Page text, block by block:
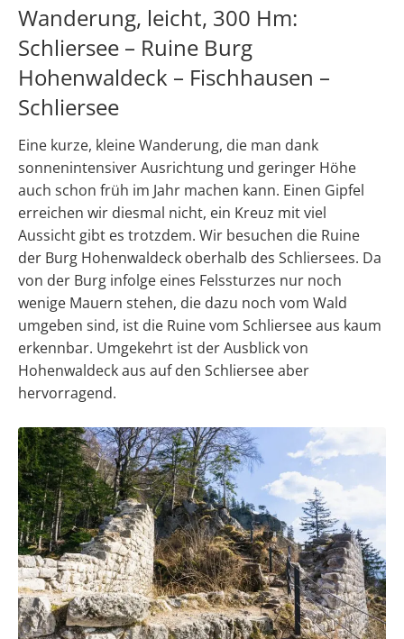
Wanderung, leicht, 300 Hm:
Schliersee – Ruine Burg
Hohenwaldeck – Fischhausen –
Schliersee
Eine kurze, kleine Wanderung, die man dank
sonnenintensiver Ausrichtung und geringer Höhe
auch schon früh im Jahr machen kann. Einen Gipfel
erreichen wir diesmal nicht, ein Kreuz mit viel
Aussicht gibt es trotzdem. Wir besuchen die Ruine
der Burg Hohenwaldeck oberhalb des Schliersees. Da
von der Burg infolge eines Felssturzes nur noch
wenige Mauern stehen, die dazu noch vom Wald
umgeben sind, ist die Ruine vom Schliersee aus kaum
erkennbar. Umgekehrt ist der Ausblick von
Hohenwaldeck aus auf den Schliersee aber
hervorragend.